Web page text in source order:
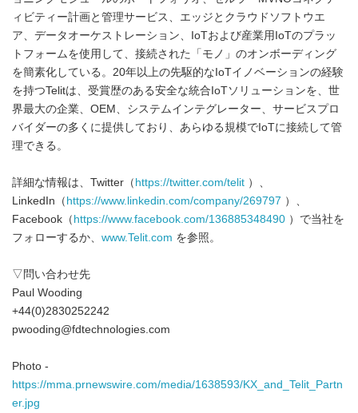
ィビティー計画と管理サービス、エッジとクラウドソフトウエ
ア、データオーケストレーション、IoTおよび産業用IoTのプラッ
トフォームを使用して、接続された「モノ」のオンボーディング
を簡素化している。20年以上の先駆的なIoTイノベーションの経験
を持つTelitは、受賞歴のある安全な統合IoTソリューションを、世
界最大の企業、OEM、システムインテグレーター、サービスプロ
バイダーの多くに提供しており、あらゆる規模でIoTに接続して管
理できる。
詳細な情報は、Twitter（ https://twitter.com/telit ）、
LinkedIn（ https://www.linkedin.com/company/269797 ）、
Facebook（ https://www.facebook.com/136885348490 ）で当社を
フォローするか、 www.Telit.com を参照。
▽問い合わせ先
Paul Wooding
+44(0)2830252242
pwooding@fdtechnologies.com
Photo -
https://mma.prnewswire.com/media/1638593/KX_and_Telit_Partn
er.jpg